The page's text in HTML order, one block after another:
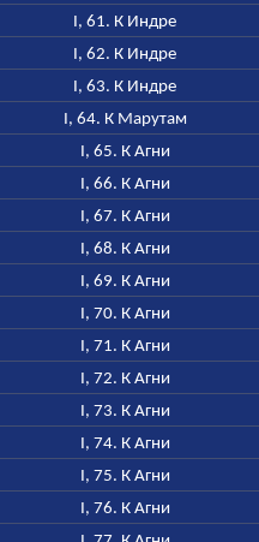
I, 61. К Индре
I, 62. К Индре
I, 63. К Индре
I, 64. К Марутам
I, 65. К Агни
I, 66. К Агни
I, 67. К Агни
I, 68. К Агни
I, 69. К Агни
I, 70. К Агни
I, 71. К Агни
I, 72. К Агни
I, 73. К Агни
I, 74. К Агни
I, 75. К Агни
I, 76. К Агни